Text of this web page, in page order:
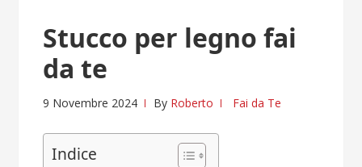
Stucco per legno fai
da te
9 Novembre 2024 By Roberto Fai da Te
Indice